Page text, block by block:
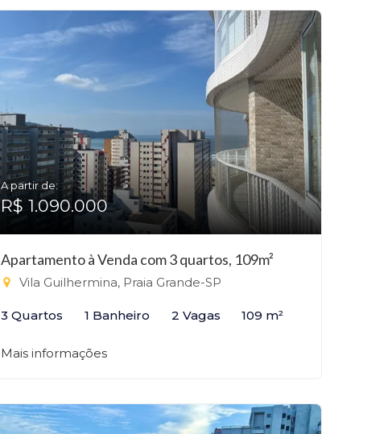
A partir de:
R$ 1.090.000
Apartamento à Venda com 3 quartos, 109m²
Vila Guilhermina, Praia Grande-SP
3 Quartos 1 Banheiro 2 Vagas 109 m²
Mais informações